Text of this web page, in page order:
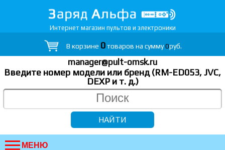
Интернет магазин пультов и электроники
В корзине 0товаров на сумму0руб.
manager@pult-omsk.ru
Введите номер модели или бренд (RM-ED053, JVC,
DEXP и т. д.)
МЕНЮ